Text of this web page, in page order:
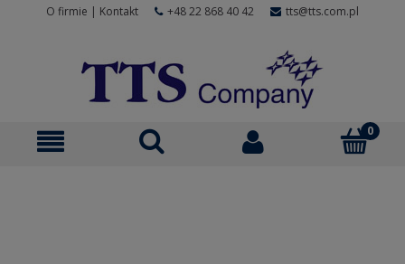
O firmie | Kontakt +48 22 868 40 42 tts@tts.com.pl